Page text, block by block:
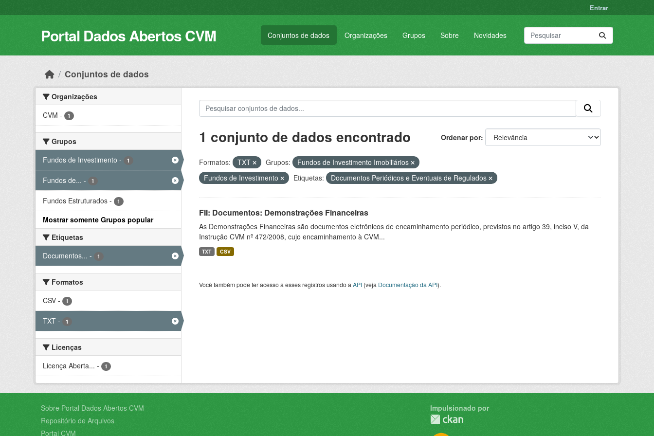
Entrar
Portal Dados Abertos CVM Conjuntos de dados Organizações Grupos Sobre Novidades
Conjuntos de dados
Organizações
CVM - 1
Grupos
Fundos de Investimento - 1
Fundos de... - 1
Fundos Estruturados - 1
Mostrar somente Grupos popular
Etiquetas
Documentos... - 1
Formatos
CSV - 1
TXT - 1
Licenças
Licença Aberta... - 1
Ordenar por
1 conjunto de dados encontrado
Formatos: TXT Grupos:
Fundos de Investimento Imobiliários
Fundos de Investimento
Etiquetas: Documentos Periódicos e Eventuais de Regulados
FII: Documentos: Demonstrações Financeiras
As Demonstrações Financeiras são documentos eletrônicos de encaminhamento periódico, previstos no artigo 39, inciso V, da
Instrução CVM nº 472/2008, cujo encaminhamento à CVM...
TXT CSV
Você também pode ter acesso a esses registros usando a API(veja Documentação da API).
Sobre Portal Dados Abertos CVM
Repositório de Arquivos
Portal CVM
Impulsionado por